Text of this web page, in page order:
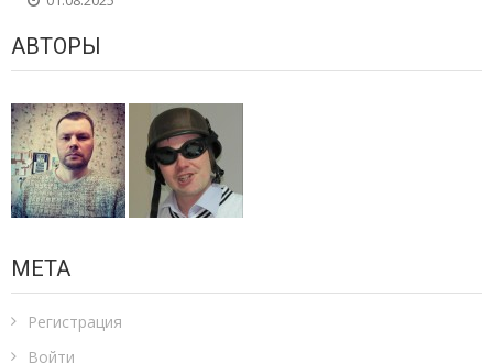
АВТОРЫ
МЕТА
Регистрация
Войти